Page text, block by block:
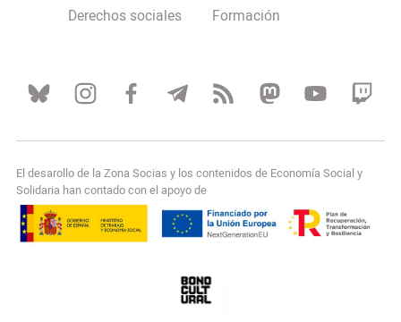
Derechos sociales
Formación
El desarollo de la Zona Socias y los contenidos de Economía Social y
Solidaria han contado con el apoyo de